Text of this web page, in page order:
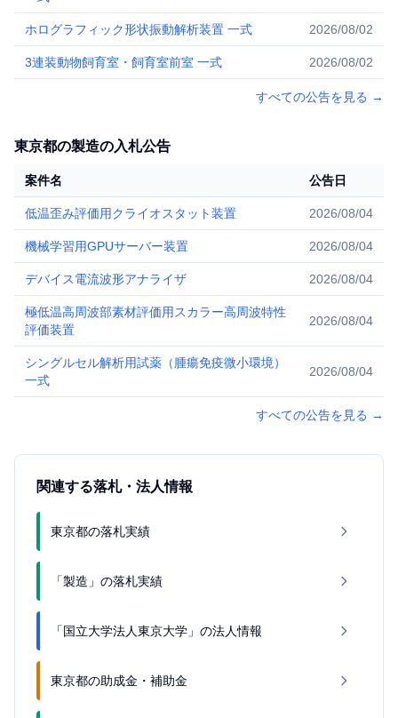
ホログラフィック形状振動解析装置 一式 2026/08/02
3連装動物飼育室・飼育室前室 一式 2026/08/02
すべての公告を見る →
東京都の製造の入札公告
案件名 公告日
低温歪み評価用クライオスタット装置 2026/08/04
機械学習用GPUサーバー装置 2026/08/04
デバイス電流波形アナライザ 2026/08/04
極低温高周波部素材評価用スカラー高周波特性
評価装置
2026/08/04
シングルセル解析用試薬（腫瘍免疫微小環境）
一式
2026/08/04
すべての公告を見る →
関連する落札・法人情報
東京都の落札実績
「製造」の落札実績
「国立大学法人東京大学」の法人情報
東京都の助成金・補助金